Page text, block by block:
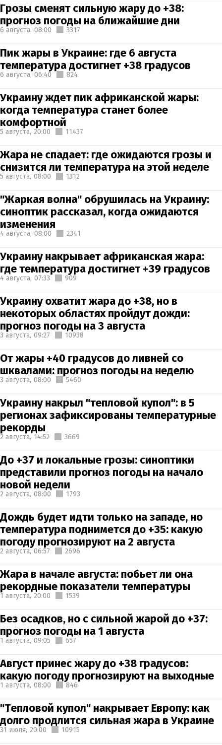
Грозы сменят сильную жару до +38:
прогноз погоды на ближайшие дни
6 августа, 08:00 3317
Пик жары в Украине: где 6 августа
температура достигнет +38 градусов
6 августа, 06:40 824
Украину ждет пик африканской жары:
когда температура станет более
комфортной
5 августа, 20:00 11437
Жара не спадает: где ожидаются грозы и
снизится ли температура на этой неделе
5 августа, 08:00 1312
"Жаркая волна" обрушилась на Украину:
синоптик рассказал, когда ожидаются
изменения
4 августа, 08:00 2341
Украину накрывает африканская жара:
где температура достигнет +39 градусов
4 августа, 07:33 909
Украину охватит жара до +38, но в
некоторых областях пройдут дожди:
прогноз погоды на 3 августа
3 августа, 09:27 10938
От жары +40 градусов до ливней со
шквалами: прогноз погоды на неделю
3 августа, 08:00 5460
Украину накрыл "тепловой купол": в 5
регионах зафиксированы температурные
рекорды
2 августа, 14:52 3669
До +37 и локальные грозы: синоптики
представили прогноз погоды на начало
новой недели
2 августа, 08:00 1793
Дождь будет идти только на западе, но
температура поднимется до +35: какую
погоду прогнозируют на 2 августа
2 августа, 06:57 2696
Жара в начале августа: побьет ли она
рекордные показатели температуры
1 августа, 20:00 1539
Без осадков, но с сильной жарой до +37:
прогноз погоды на 1 августа
1 августа, 09:05 657
Август принес жару до +38 градусов:
какую погоду прогнозируют на выходные
1 августа, 08:00 846
"Тепловой купол" накрывает Европу: как
долго продлится сильная жара в Украине
31 июля, 20:00 10915